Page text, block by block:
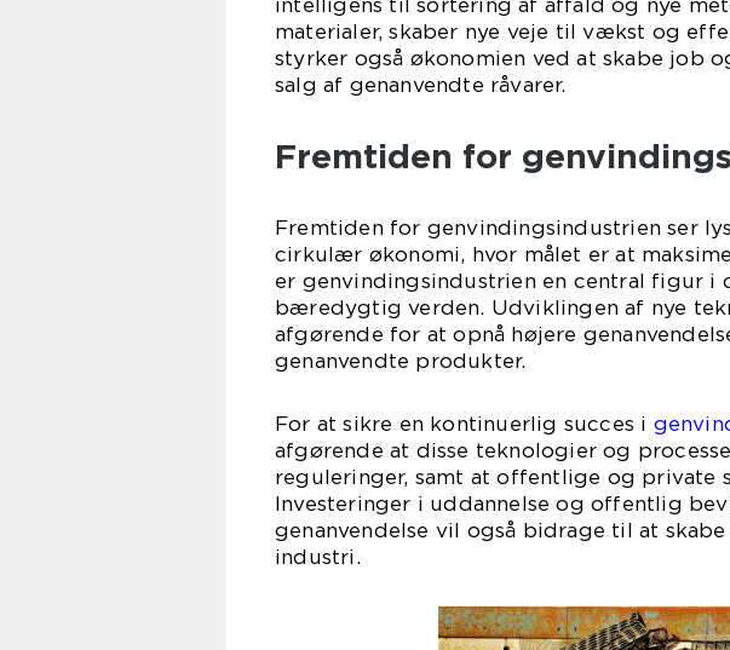
intelligens til sortering af affald og nye
materialer, skaber nye veje til vækst og
styrker også økonomien ved at skabe job
salg af genanvendte råvarer.
Fremtiden for
Fremtiden for genvindingsindustrien ser
cirkulær økonomi, hvor målet er at
er genvindingsindustrien en central figur i
bæredygtig verden. Udviklingen af nye
afgørende for at opnå højere
genanvendte produkter.
For at sikre en kontinuerlig succes i
afgørende at disse teknologier og
reguleringer, samt at offentlige og private
Investeringer i uddannelse og offentlig
genanvendelse vil også bidrage til at
industri.